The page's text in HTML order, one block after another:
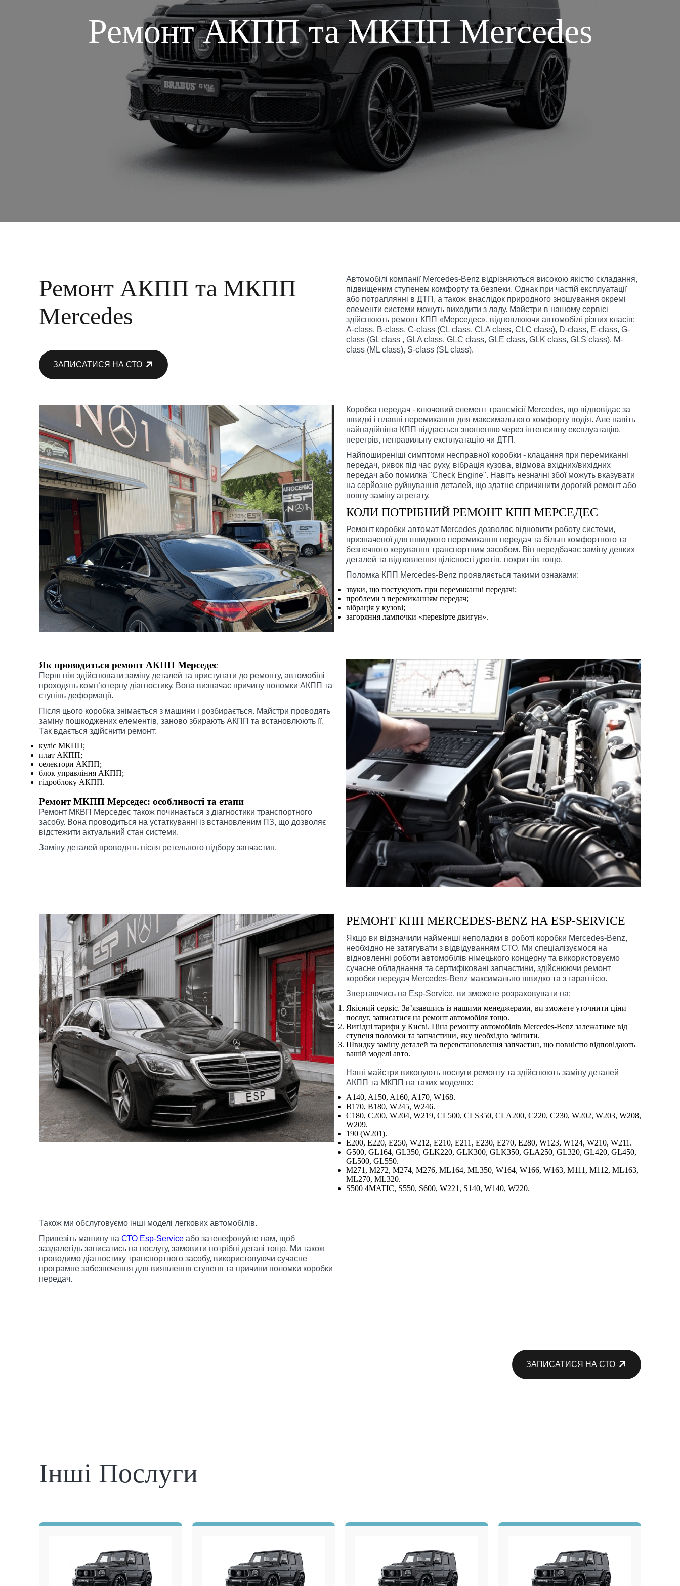
Ремонт АКПП та МКПП Mercedes
Ремонт АКПП та МКПП
Mercedes
ЗАПИСАТИСЯ НА СТО
Автомобілі компанії Mercedes-Benz відрізняються високою якістю складання,
підвищеним ступенем комфорту та безпеки. Однак при частій експлуатації
або потраплянні в ДТП, а також внаслідок природного зношування окремі
елементи системи можуть виходити з ладу. Майстри в нашому сервісі
здійснюють ремонт КПП «Мерседес», відновлюючи автомобілі різних класів:
A-class, B-class, C-class (CL class, CLA class, CLC class), D-class, E-class, G-
class (GL class , GLA class, GLC class, GLE class, GLK class, GLS class), M-
class (ML class), S-class (SL class).
Коробка передач - ключовий елемент трансмісії Mercedes, що відповідає за
швидкі і плавні перемикання для максимального комфорту водія. Але навіть
найнадійніша КПП піддається зношенню через інтенсивну експлуатацію,
перегрів, неправильну експлуатацію чи ДТП.
Найпоширеніші симптоми несправної коробки - клацання при перемиканні
передач, ривок під час руху, вібрація кузова, відмова вхідних/вихідних
передач або помилка "Check Engine". Навіть незначні збої можуть вказувати
на серйозне руйнування деталей, що здатне спричинити дорогий ремонт або
повну заміну агрегату.
КОЛИ ПОТРІБНИЙ РЕМОНТ КПП МЕРСЕДЕС
Ремонт коробки автомат Mercedes дозволяє відновити роботу системи,
призначеної для швидкого перемикання передач та більш комфортного та
безпечного керування транспортним засобом. Він передбачає заміну деяких
деталей та відновлення цілісності дротів, покриттів тощо.
Поломка КПП Mercedes-Benz проявляється такими ознаками:
звуки, що постукують при перемиканні передачі;
проблеми з перемиканням передач;
вібрація у кузові;
загоряння лампочки «перевірте двигун».
Як проводиться ремонт АКПП Мерседес
Перш ніж здійснювати заміну деталей та приступати до ремонту, автомобілі
проходять комп’ютерну діагностику. Вона визначає причину поломки АКПП та
ступінь деформації.
Після цього коробка знімається з машини і розбирається. Майстри проводять
заміну пошкоджених елементів, заново збирають АКПП та встановлюють її.
Так вдається здійснити ремонт:
куліс МКПП;
плат АКПП;
селектори АКПП;
блок управління АКПП;
гідроблоку АКПП.
Ремонт МКПП Мерседес: особливості та етапи
Ремонт МКВП Мерседес також починається з діагностики транспортного
засобу. Вона проводиться на устаткуванні із встановленим ПЗ, що дозволяє
відстежити актуальний стан системи.
Заміну деталей проводять після ретельного підбору запчастин.
РЕМОНТ КПП MERCEDES-BENZ НА ESP-SERVICE
Якщо ви відзначили найменші неполадки в роботі коробки Mercedes-Benz,
необхідно не затягувати з відвідуванням СТО. Ми спеціалізуємося на
відновленні роботи автомобілів німецького концерну та використовуємо
сучасне обладнання та сертифіковані запчастини, здійснюючи ремонт
коробки передач Mercedes-Benz максимально швидко та з гарантією.
Звертаючись на Esp-Service, ви зможете розраховувати на:
Якісний сервіс. Зв’язавшись із нашими менеджерами, ви зможете уточнити ціни
послуг, записатися на ремонт автомобіля тощо.
Вигідні тарифи у Києві. Ціна ремонту автомобілів Mercedes-Benz залежатиме від
ступеня поломки та запчастини, яку необхідно змінити.
Швидку заміну деталей та перевстановлення запчастин, що повністю відповідають
вашій моделі авто.
Наші майстри виконують послуги ремонту та здійснюють заміну деталей
АКПП та МКПП на таких моделях:
A140, A150, A160, A170, W168.
B170, B180, W245, W246.
C180, C200, W204, W219, CL500, CLS350, CLA200, C220, C230, W202, W203, W208,
W209.
190 (W201).
E200, E220, E250, W212, E210, E211, E230, E270, E280, W123, W124, W210, W211.
G500, GL164, GL350, GLK220, GLK300, GLK350, GLA250, GL320, GL420, GL450,
GL500, GL550.
M271, M272, M274, M276, ML164, ML350, W164, W166, W163, M111, M112, ML163,
ML270, ML320.
S500 4MATIC, S550, S600, W221, S140, W140, W220.
Також ми обслуговуємо інші моделі легкових автомобілів.
Привезіть машину на СТО Esp-Service або зателефонуйте нам, щоб
заздалегідь записатись на послугу, замовити потрібні деталі тощо. Ми також
проводимо діагностику транспортного засобу, використовуючи сучасне
програмне забезпечення для виявлення ступеня та причини поломки коробки
передач.
ЗАПИСАТИСЯ НА СТО
Інші Послуги